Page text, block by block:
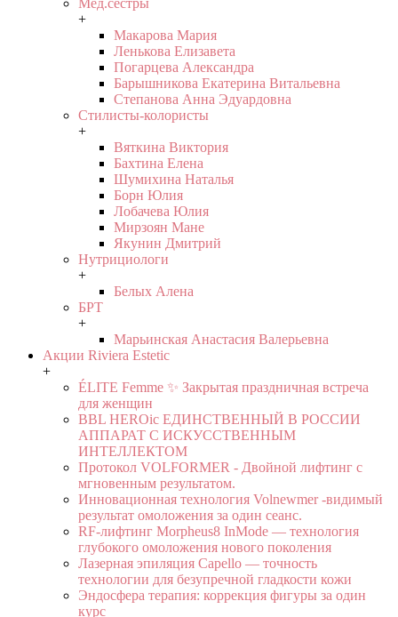
+
Макарова Мария
Ленькова Елизавета
Погарцева Александра
Барышникова Екатерина Витальевна
Степанова Анна Эдуардовна
Стилисты-колористы
+
Вяткина Виктория
Бахтина Елена
Шумихина Наталья
Борн Юлия
Лобачева Юлия
Мирзоян Мане
Якунин Дмитрий
Нутрициологи
+
Белых Алена
БРТ
+
Марьинская Анастасия Валерьевна
Акции Riviera Estetic
+
ÉLITE Femme ✨ Закрытая праздничная встреча
для женщин
BBL HEROic ЕДИНСТВЕННЫЙ В РОССИИ
АППАРАТ С ИСКУССТВЕННЫМ
ИНТЕЛЛЕКТОМ
Протокол VOLFORMER - Двойной лифтинг с
мгновенным результатом.
Инновационная технология Volnewmer -видимый
результат омоложения за один сеанс.
RF-лифтинг Morpheus8 InMode — технология
глубокого омоложения нового поколения
Лазерная эпиляция Capello — точность
технологии для безупречной гладкости кожи
Эндосфера терапия: коррекция фигуры за один
курс